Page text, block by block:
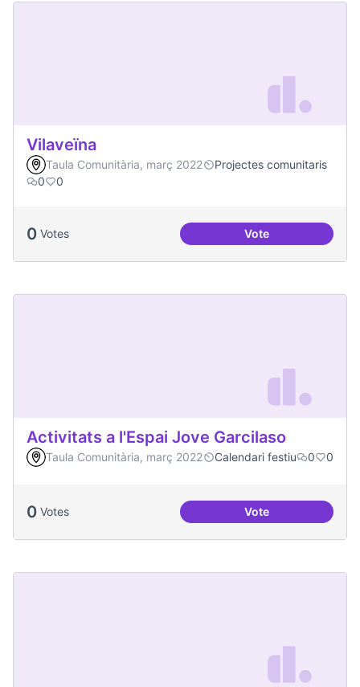
Vilaveïna
Taula Comunitària, març 2022
Projectes comunitaris
0
0
0 Votes VoteVilaveïna
Activitats a l'Espai Jove Garcilaso
Taula Comunitària, març 2022 Calendari festiu 0 0
0 Votes VoteActivitats a l'Espai